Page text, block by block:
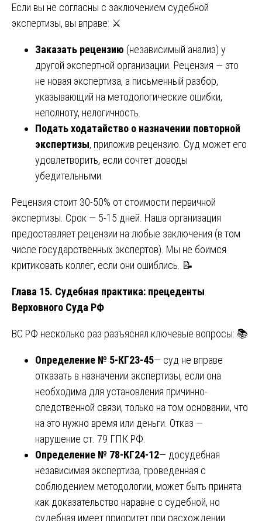
Если вы не согласны с заключением судебной
экспертизы, вы вправе: ⚔️
Заказать рецензию (независимый анализ) у
другой экспертной организации. Рецензия — это
не новая экспертиза, а письменный разбор,
указывающий на методологические ошибки,
неполноту, нелогичность.
Подать ходатайство о назначении повторной
экспертизы, приложив рецензию. Суд может его
удовлетворить, если сочтет доводы
убедительными.
Рецензия стоит 30-50% от стоимости первичной
экспертизы. Срок — 5-15 дней. Наша организация
предоставляет рецензии на любые заключения (в том
числе государственных экспертов). Мы не боимся
критиковать коллег, если они ошиблись. 📝
Глава 15. Судебная практика: прецеденты
Верховного Суда РФ
ВС РФ несколько раз разъяснял ключевые вопросы: 📚
Определение № 5-КГ23-45— суд не вправе
отказать в назначении экспертизы, если она
необходима для установления причинно-
следственной связи, только на том основании, что
на это нужно время или деньги. Отказ —
нарушение ст. 79 ГПК РФ.
Определение № 78-КГ24-12— досудебная
независимая экспертиза, проведенная с
соблюдением методологии, может быть принята
как доказательство наравне с судебной, но
судебная имеет приоритет при расхождении